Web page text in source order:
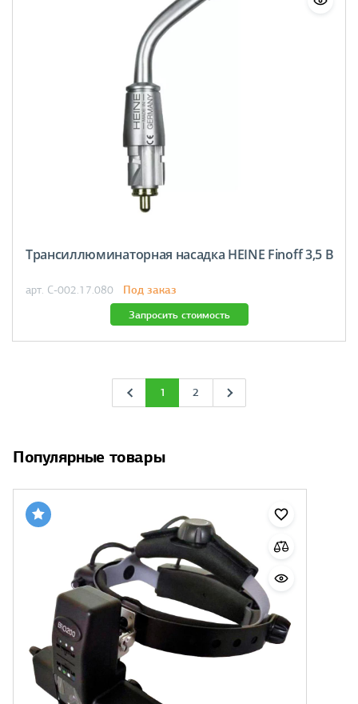
Трансиллюминаторная насадка HEINE Finoff 3,5 В
арт. C-002.17.080 Под заказ
Запросить стоимость
1 2
Популярные товары